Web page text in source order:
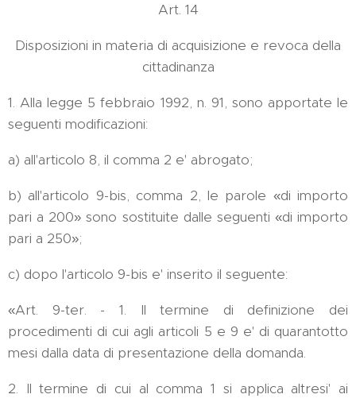
Art. 14
Disposizioni in materia di acquisizione e revoca della
cittadinanza
1. Alla legge 5 febbraio 1992, n. 91, sono apportate le
seguenti modificazioni:
a) all'articolo 8, il comma 2 e' abrogato;
b) all'articolo 9-bis, comma 2, le parole «di importo
pari a 200» sono sostituite dalle seguenti «di importo
pari a 250»;
c) dopo l'articolo 9-bis e' inserito il seguente:
«Art. 9-ter. - 1. Il termine di definizione dei
procedimenti di cui agli articoli 5 e 9 e' di quarantotto
mesi dalla data di presentazione della domanda.
2. Il termine di cui al comma 1 si applica altresi' ai